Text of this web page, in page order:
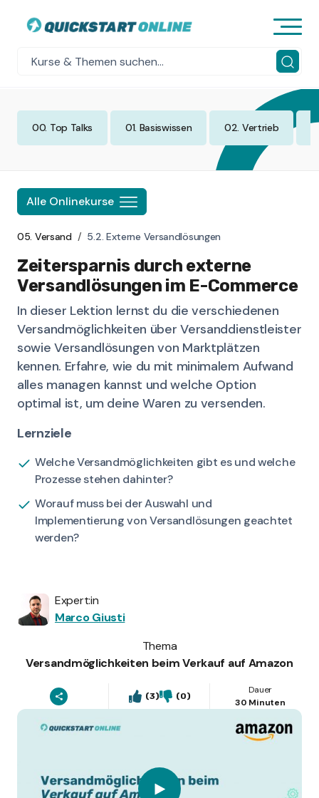
00. Top Talks 01. Basiswissen 02. Vertrieb
Alle Onlinekurse
05. Versand 5.2. Externe Versandlösungen
Zeitersparnis durch externe
Versandlösungen im E-Commerce
In dieser Lektion lernst du die verschiedenen
Versandmöglichkeiten über Versanddienstleister
sowie Versandlösungen von Marktplätzen
kennen. Erfahre, wie du mit minimalem Aufwand
alles managen kannst und welche Option
optimal ist, um deine Waren zu versenden.
Lernziele
Welche Versandmöglichkeiten gibt es und welche
Prozesse stehen dahinter?
Worauf muss bei der Auswahl und
Implementierung von Versandlösungen geachtet
werden?
Expert:in
Marco Giusti
Thema
Versandmöglichkeiten beim Verkauf auf Amazon
Dauer
30 Minuten
(0)
(3)